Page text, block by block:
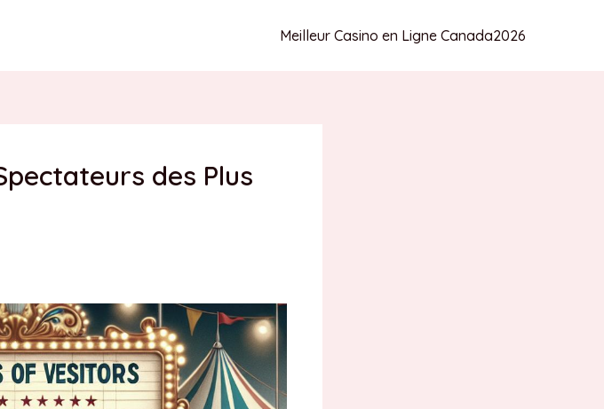
Meilleur Casino en Ligne Canada2026
des Plus